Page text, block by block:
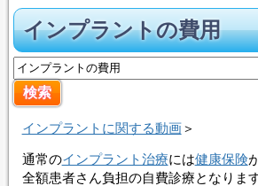
インプラントの費用
インプラントに関する動画＞
通常のインプラント治療には健康保険
全額患者さん負担の自費診療となりま